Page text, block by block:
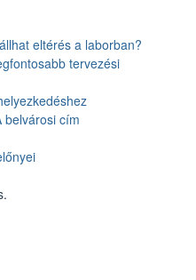
eltérés a laborban?
tervezési
belvárosi cím